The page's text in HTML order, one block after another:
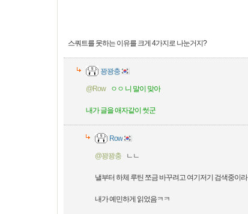
스쿼트를 못하는 이유를 크게 4가지로 나눈거지?
꽝꽝충
@Row ㅇㅇ 니 말이 맞아
내가 글을 애자같이 썻군
Row
@꽝꽝충 ㄴㄴ
낼부터 하체 루틴 쪼금 바꾸려고 여기저기 검색중이라
내가 예민하게 읽었음ㅋㅋ